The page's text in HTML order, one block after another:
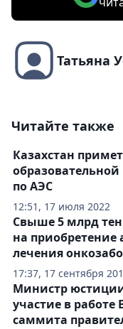
Татьяна
Читайте также
12:51, 17 июля 2022
Казахстан
по АЭС
17:37, 17 сентября
Свыше 5 млрд
на приобретение
лечения
Министр
участие в работе
саммита